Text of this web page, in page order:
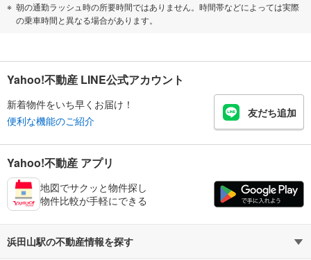
朝の通勤ラッシュ時の所要時間ではありません。時間帯などによっては実際
の乗車時間と異なる場合があります。
Yahoo!不動産 LINE公式アカウント
新着物件をいち早くお届け！
便利な機能のご紹介
友だち追加
Yahoo!不動産 アプリ
地図でサクッと物件探し
物件比較が手軽にできる
浜田山駅の不動産情報を探す